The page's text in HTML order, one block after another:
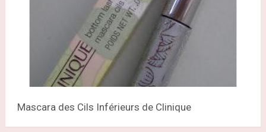
Mascara des Cils Inférieurs de Clinique